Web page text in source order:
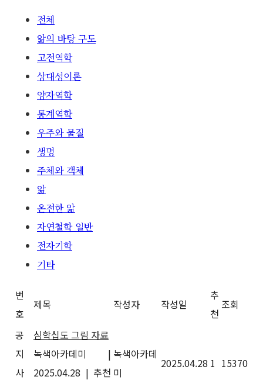
전체
앎의 바탕 구도
고전역학
상대성이론
양자역학
통계역학
우주와 물질
생명
주체와 객체
앎
온전한 앎
자연철학 일반
전자기학
기타
번
호
제목 작성자 작성일
추
천
조회
공
지
사
심학십도 그림 자료
녹색아카데미
|
2025.04.28 | 추천
녹색아카데
미
2025.04.28 1 15370